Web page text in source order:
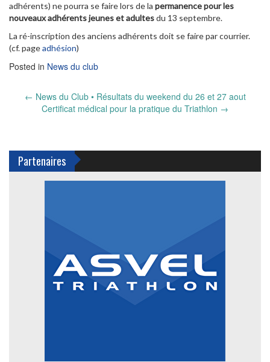
adhérents) ne pourra se faire lors de la permanence pour les
nouveaux adhérents jeunes et adultesdu 13 septembre.
La ré-inscription des anciens adhérents doit se faire par courrier.
(cf. pageadhésion)
Posted in News du club
Post
← News du Club • Résultats du weekend du 26 et 27 aout
Certificat médical pour la pratique du Triathlon →
Partenaires